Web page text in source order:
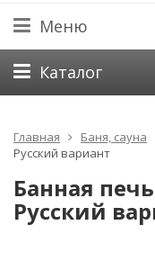
Меню
Каталог
Главная Баня, сауна
Русский вариант
Банная
Русский